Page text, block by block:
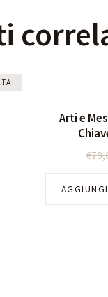
Arti e
€